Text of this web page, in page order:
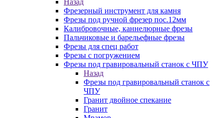
Назад
Фрезерный инструмент для камня
Фрезы под ручной фрезер пос.12мм
Калибровочные, каннелюрные фрезы
Пальчиковые и барельефные фрезы
Фрезы для спец работ
Фрезы с погружением
Фрезы под гравировальный станок с ЧПУ
Назад
Фрезы под гравировальный станок с
ЧПУ
Гранит двойное спекание
Гранит